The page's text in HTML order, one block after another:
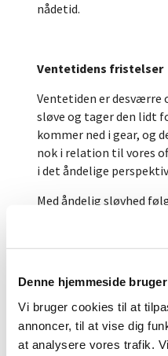
Denne hjemmeside
Vi bruger cookies til at
annoncer, til at vise dig
at analysere vores trafik.
nådetid.
Ventetidens fristelser
Ventetiden er desværre
sløve og tager den lidt
kommer ned i gear, og
nok i relation til vores
i det åndelige
Med åndelig sløvhed
Man kan bedrage
handler og lever på.
tilsyneladende
virkede det som om der
var alle brudepiger. De
De havde det samme